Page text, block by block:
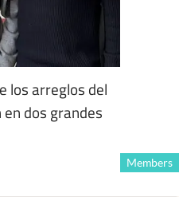
los arreglos del
dos grandes
Members